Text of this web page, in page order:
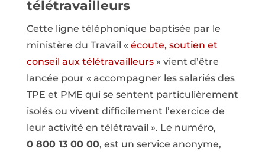
télétravailleurs
Cette ligne téléphonique baptisée par le
ministère du Travail « écoute, soutien et
conseil aux télétravailleurs» vient d’être
lancée pour « accompagner les salariés des
TPE et PME qui se sentent particulièrement
isolés ou vivent difficilement l’exercice de
leur activité en télétravail ». Le numéro,
0 800 13 00 00, est un service anonyme,